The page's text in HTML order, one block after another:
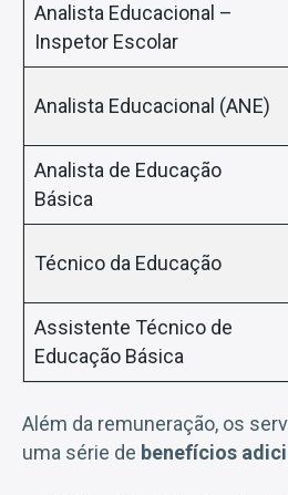
Analista Educacional –
Inspetor Escolar
Analista Educacional (ANE)
Analista de Educação
Básica
Técnico da Educação
Assistente Técnico de
Educação Básica
Além da remuneração, os
uma série de benefícios